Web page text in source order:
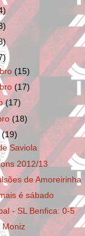
(15)
(17)
(17)
(18)
(19)
Saviola
2012/13
de Amoreirinha
é sábado
- SL Benfica: 0-5
Moniz